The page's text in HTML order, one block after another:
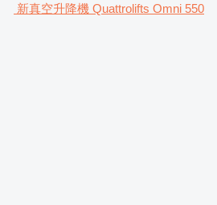
新真空升降機 Quattrolifts Omni 550